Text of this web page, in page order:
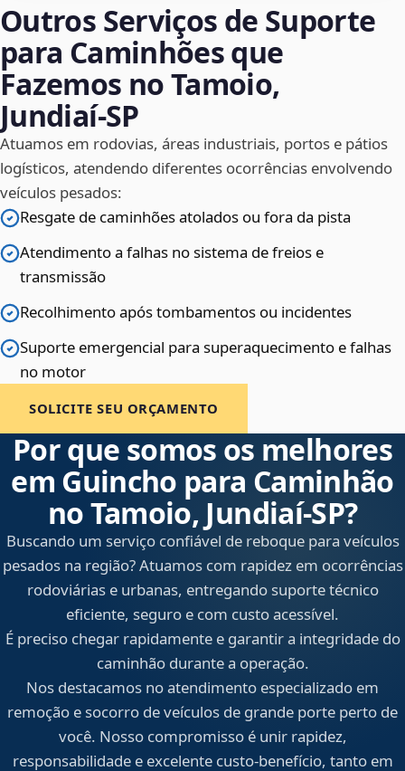
Outros Serviços de Suporte
para Caminhões que
Fazemos no Tamoio,
Jundiaí‑SP
Atuamos em rodovias, áreas industriais, portos e pátios
logísticos, atendendo diferentes ocorrências envolvendo
veículos pesados:
Resgate de caminhões atolados ou fora da pista
Atendimento a falhas no sistema de freios e
transmissão
Recolhimento após tombamentos ou incidentes
Suporte emergencial para superaquecimento e falhas
no motor
SOLICITE SEU ORÇAMENTO
Por que somos os melhores
em Guincho para Caminhão
no Tamoio, Jundiaí‑SP?
Buscando um serviço confiável de reboque para veículos
pesados na região? Atuamos com rapidez em ocorrências
rodoviárias e urbanas, entregando suporte técnico
eficiente, seguro e com custo acessível.
É preciso chegar rapidamente e garantir a integridade do
caminhão durante a operação.
Nos destacamos no atendimento especializado em
remoção e socorro de veículos de grande porte perto de
você. Nosso compromisso é unir rapidez,
responsabilidade e excelente custo-benefício, tanto em